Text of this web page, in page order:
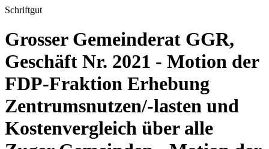
Schriftgut
Grosser Gemeinderat GGR,
Geschäft Nr. 2021 - Motion der
FDP-Fraktion Erhebung
Zentrumsnutzen/-lasten und
Kostenvergleich über alle